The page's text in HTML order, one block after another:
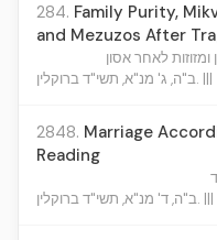
284. Family Purity,
and Mezuzos After
לאחר אסון
ב"ה, ג' מנ"א, תשי"ד ברוקלין. |||
2848. Marriage
Reading
ב"ה, ד' מנ"א, תשי"ד ברוקלין. |||